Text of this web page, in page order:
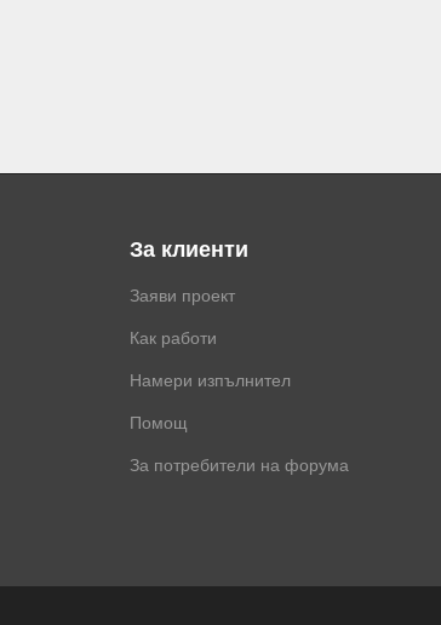
За клиенти
Заяви проект
Как работи
Намери изпълнител
Помощ
За потребители на форума